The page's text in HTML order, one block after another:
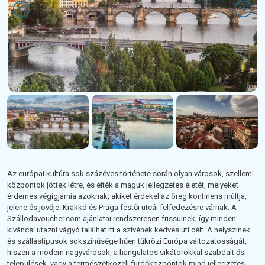
Az európai kultúra sok százéves története során olyan városok, szellemi
központok jöttek létre, és élték a maguk jellegzetes életét, melyeket
érdemes végigjárnia azoknak, akiket érdekel az öreg kontinens múltja,
jelene és jövője. Krakkó és Prága festői utcái felfedezésre várnak. A
Szállodavoucher.com ajánlatai rendszeresen frissülnek, így minden
kíváncsi utazni vágyó találhat itt a szívének kedves úti célt. A helyszínek
és szállástípusok sokszínűsége hűen tükrözi Európa változatosságát,
hiszen a modern nagyvárosok, a hangulatos sikátorokkal szabdalt ősi